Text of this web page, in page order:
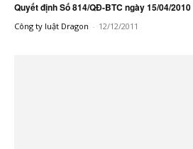
Quyết định Số 814/QĐ-BTC ngày 15/04/
Công ty luật Dragon - 12/12/2011